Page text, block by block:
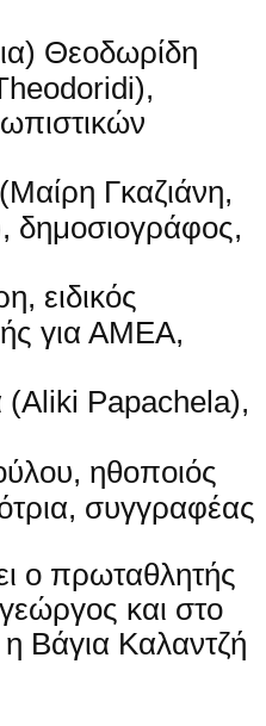
Θεοδωρίδη
Γκαζιάνη,
δημοσιογράφος,
ειδικός
για ΑΜΕΑ,
(Aliki Papachela),
ηθοποιός
συγγραφέας
ο πρωταθλητής
και στο
Βάγια Καλαντζή